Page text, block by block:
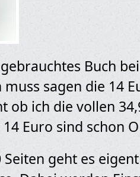
Buch
sagen die 14
ob ich die vollen
Euro sind schon
Seiten geht es